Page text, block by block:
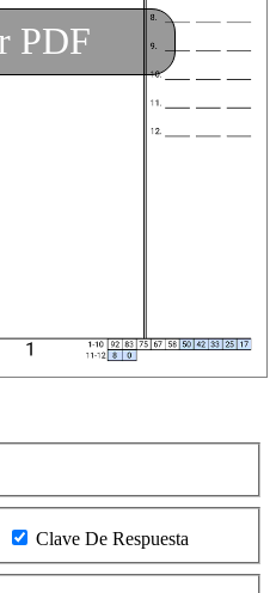
PDF
Clave De Respuesta